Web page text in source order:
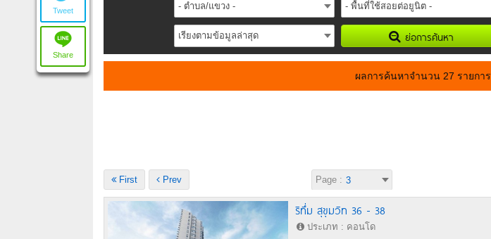
ย่อการค้นหา
ผลการค้นหาจำนวน 27 รายการ
First Prev Page :
ริทึ่ม สุขุมวิท 36 - 38
ประเภท : คอนโด
Tweet
Share